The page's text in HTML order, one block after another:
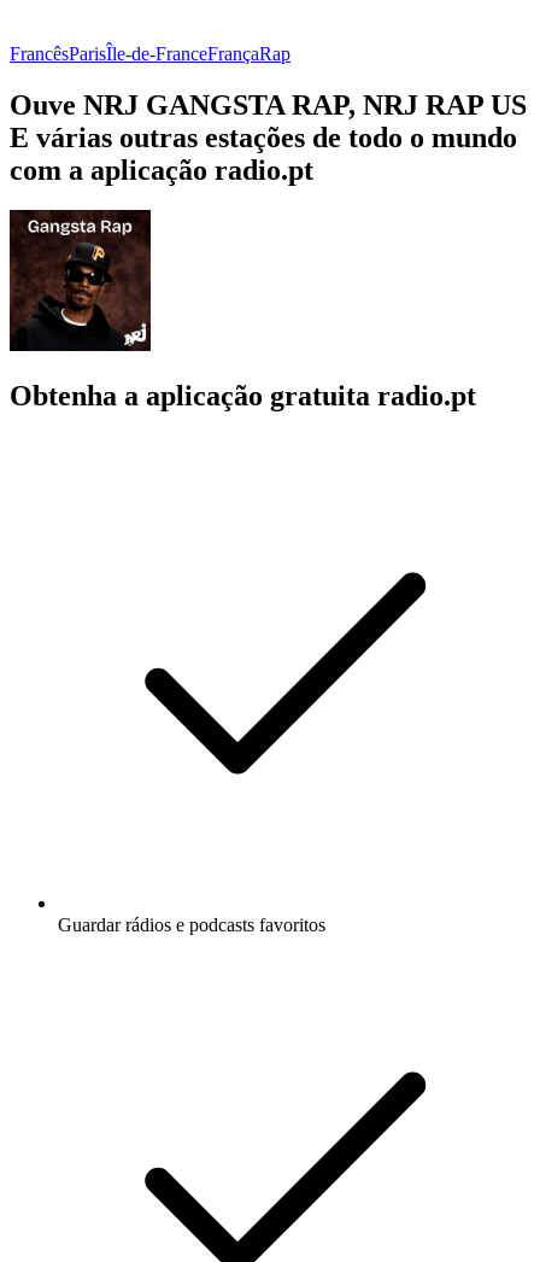
FrancêsParisÎle-de-FranceFrançaRap
Ouve NRJ GANGSTA RAP, NRJ RAP US
E várias outras estações de todo o mundo
com a aplicação radio.pt
Obtenha a aplicação gratuita radio.pt
Guardar rádios e podcasts favoritos